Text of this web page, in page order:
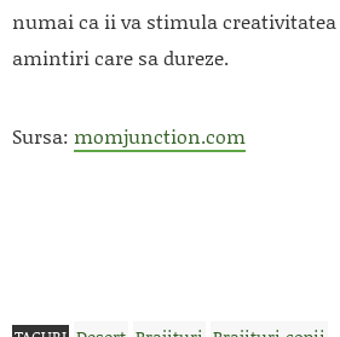
numai ca ii va stimula
amintiri care sa dureze.
Sursa: momjunction.com